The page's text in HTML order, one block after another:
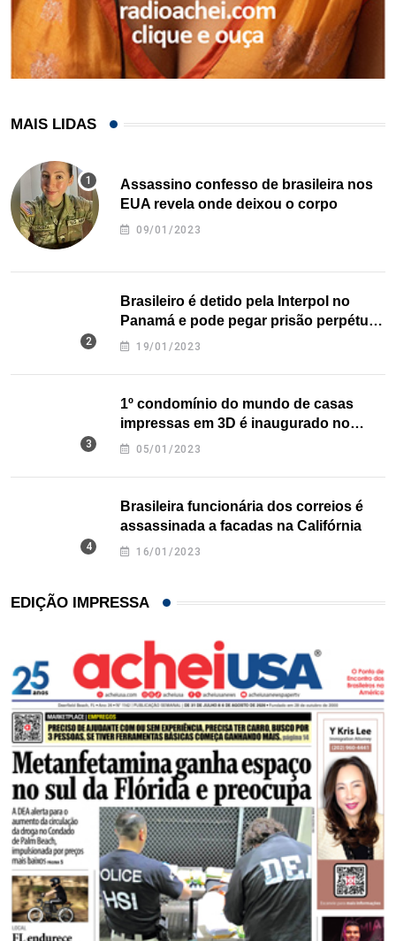
MAIS LIDAS
Assassino confesso de brasileira nos
EUA revela onde deixou o corpo
09/01/2023
Brasileiro é detido pela Interpol no
Panamá e pode pegar prisão perpétua
nos EUA
19/01/2023
1º condomínio do mundo de casas
impressas em 3D é inaugurado no
Texas
05/01/2023
Brasileira funcionária dos correios é
assassinada a facadas na Califórnia
16/01/2023
EDIÇÃO IMPRESSA